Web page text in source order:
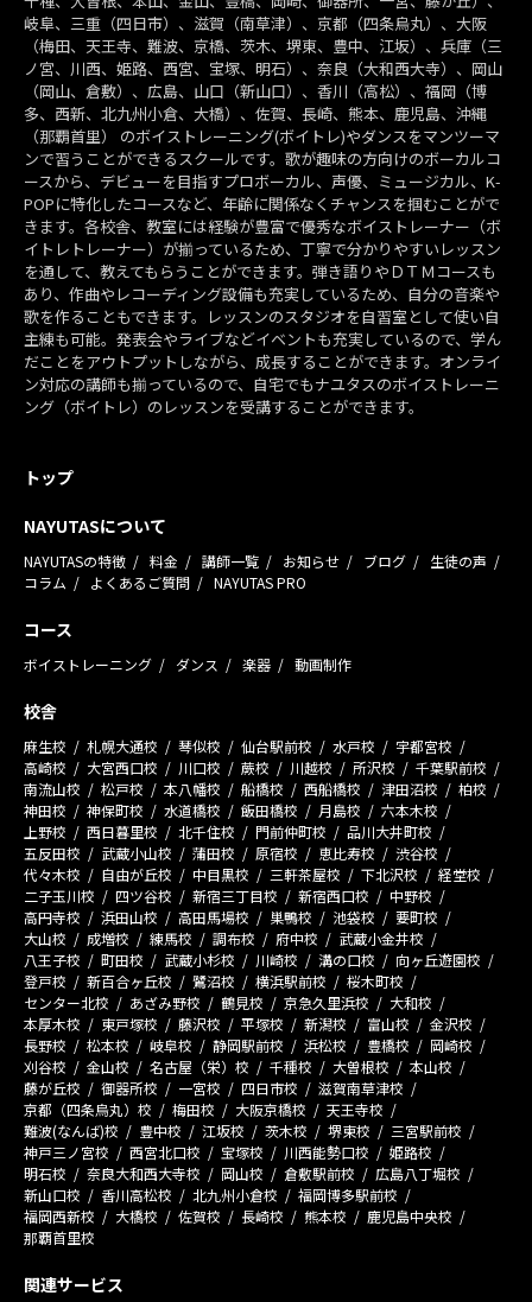
岐阜、三重（四日市）、滋賀（南草津）、京都（四条烏丸）、大阪
（梅田、天王寺、難波、京橋、茨木、堺東、豊中、江坂）、兵庫（三
ノ宮、川西、姫路、西宮、宝塚、明石）、奈良（大和西大寺）、岡山
（岡山、倉敷）、広島、山口（新山口）、香川（高松）、福岡（博
多、西新、北九州小倉、大橋）、佐賀、長崎、熊本、鹿児島、沖縄
（那覇首里） のボイストレーニング(ボイトレ)やダンスをマンツーマ
ンで習うことができるスクールです。歌が趣味の方向けのボーカルコ
ースから、デビューを目指すプロボーカル、声優、ミュージカル、K-
POPに特化したコースなど、年齢に関係なくチャンスを掴むことがで
きます。各校舎、教室には経験が豊富で優秀なボイストレーナー（ボ
イトレトレーナー）が揃っているため、丁寧で分かりやすいレッスン
を通して、教えてもらうことができます。弾き語りやＤＴＭコースも
あり、作曲やレコーディング設備も充実しているため、自分の音楽や
歌を作ることもできます。レッスンのスタジオを自習室として使い自
主練も可能。発表会やライブなどイベントも充実しているので、学ん
だことをアウトプットしながら、成長することができます。オンライ
ン対応の講師も揃っているので、自宅でもナユタスのボイストレーニ
ング（ボイトレ）のレッスンを受講することができます。
トップ
NAYUTASについて
NAYUTASの特徴 料金 講師一覧 お知らせ ブログ
生徒の声
コラム
よくあるご質問 NAYUTAS PRO
コース
ボイストレーニング ダンス 楽器 動画制作
校舎
麻生校 札幌大通校 琴似校 仙台駅前校 水戸校
宇都宮校
高崎校
大宮西口校 川口校 蕨校 川越校 所沢校
千葉駅前校
南流山校
松戸校 本八幡校 船橋校 西船橋校 津田沼校
柏校
神田校
神保町校 水道橋校 飯田橋校 月島校
六本木校
上野校
西日暮里校 北千住校 門前仲町校
品川大井町校
五反田校
武蔵小山校 蒲田校 原宿校 恵比寿校
渋谷校
代々木校
自由が丘校 中目黒校 三軒茶屋校 下北沢校
経堂校
二子玉川校
四ツ谷校 新宿三丁目校 新宿西口校
中野校
高円寺校
浜田山校 高田馬場校 巣鴨校 池袋校
要町校
大山校
成増校 練馬校 調布校 府中校
武蔵小金井校
八王子校
町田校 武蔵小杉校 川崎校 溝の口校
向ヶ丘遊園校
登戸校
新百合ヶ丘校 鷺沼校 横浜駅前校
桜木町校
センター北校
あざみ野校 鶴見校 京急久里浜校
大和校
本厚木校
東戸塚校 藤沢校 平塚校 新潟校 富山校
金沢校
長野校
松本校 岐阜校 静岡駅前校 浜松校 豊橋校
岡崎校
刈谷校
金山校 名古屋（栄）校 千種校 大曽根校
本山校
藤が丘校
御器所校 一宮校 四日市校
滋賀南草津校
京都（四条烏丸）校
梅田校 大阪京橋校
天王寺校
難波(なんば)校
豊中校 江坂校 茨木校 堺東校
三宮駅前校
神戸三ノ宮校
西宮北口校 宝塚校 川西能勢口校
姫路校
明石校
奈良大和西大寺校 岡山校 倉敷駅前校
広島八丁堀校
新山口校
香川高松校 北九州小倉校
福岡博多駅前校
福岡西新校
大橋校 佐賀校 長崎校 熊本校
鹿児島中央校
那覇首里校
関連サービス